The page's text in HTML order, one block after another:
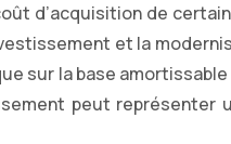
d’acquisition de
et la
sur la base
peut représenter